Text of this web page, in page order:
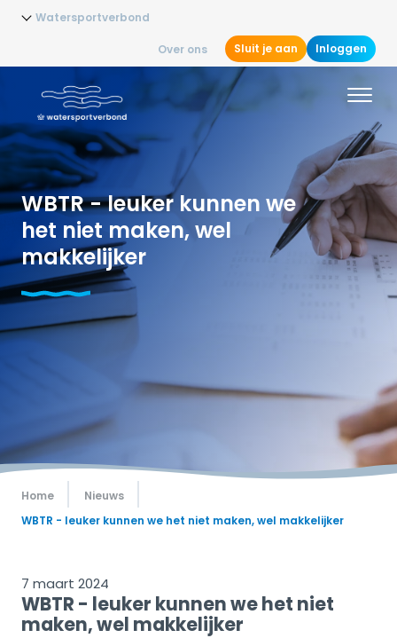
Watersportverbond
Over ons Sluit je aan Inloggen
WBTR - leuker kunnen we
het niet maken, wel
makkelijker
Home
Nieuws
WBTR - leuker kunnen we het niet maken, wel makkelijker
7 maart 2024
WBTR - leuker kunnen we het niet
maken, wel makkelijker